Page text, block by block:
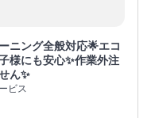
ニング全般対応🌟エコ
様にも安心✨作業外注
ん✨
ビス